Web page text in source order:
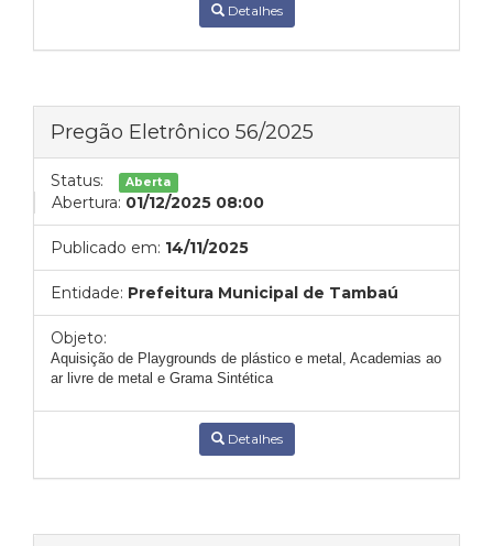
Detalhes
Pregão Eletrônico 56/2025
Status: Aberta
Abertura: 01/12/2025 08:00
Publicado em: 14/11/2025
Entidade: Prefeitura Municipal de Tambaú
Objeto:
Aquisição de Playgrounds de plástico e metal, Academias ao
ar livre de metal e Grama Sintética
Detalhes